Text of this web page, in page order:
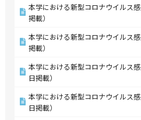
本学における新型コロナウイルス
掲載）
本学における新型コロナウイルス
掲載）
本学における新型コロナウイルス
日掲載）
本学における新型コロナウイルス
日掲載）